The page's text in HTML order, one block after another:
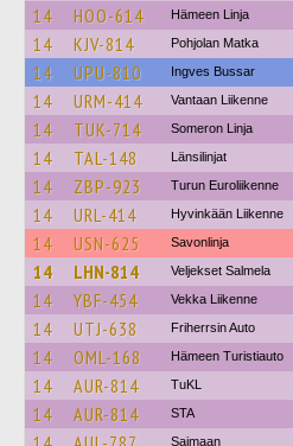
14 HOO-614 Hämeen Linja
14 KJV-814 Pohjolan Matka
14 UPU-810 Ingves Bussar
14 URM-414 Vantaan Liikenne
14 TUK-714 Someron Linja
14 TAL-148 Länsilinjat
14 ZBP-923 Turun Euroliikenne
14 URL-414 Hyvinkään Liikenne
14 USN-625 Savonlinja
14 LHN-814 Veljekset Salmela
14 YBF-454 Vekka Liikenne
14 UTJ-638 Friherrsin Auto
14 OML-168 Hämeen Turistiauto
14 AUR-814 TuKL
14 AUR-814 STA
Saimaan